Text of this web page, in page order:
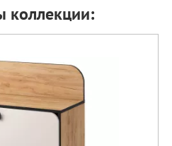
коллекции: